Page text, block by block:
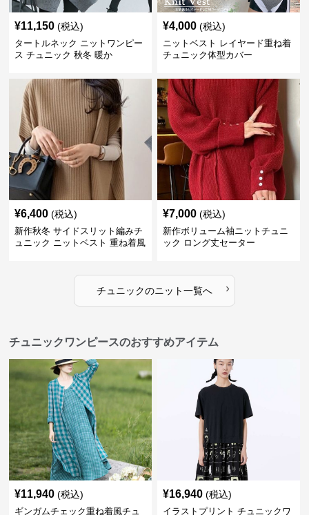
¥11,150 (税込)
タートルネック ニットワンピー
ス チュニック 秋冬 暖か
¥4,000 (税込)
ニットベスト レイヤード重ね着
チュニック体型カバー
¥6,400 (税込)
新作秋冬 サイドスリット編みチ
ュニック ニットベスト 重ね着風
¥7,000 (税込)
新作ボリューム袖ニットチュニ
ック ロング丈セーター
チュニックのニット一覧へ ›
チュニックワンピースのおすすめアイテム
¥11,940 (税込)
ギンガムチェック重ね着風チュ
¥16,940 (税込)
イラストプリント チュニックワ